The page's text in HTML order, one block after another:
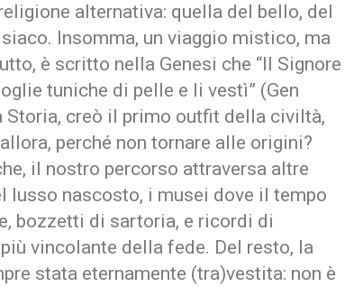
alternativa: quella del bello, del
Insomma, un viaggio mistico, ma
è scritto nella Genesi che “Il Signore
tuniche di pelle e li vestì” (Gen
creò il primo outfit della civiltà,
perché non tornare alle origini?
il nostro percorso attraversa altre
nascosto, i musei dove il tempo
bozzetti di sartoria, e ricordi di
più vincolante della fede. Del resto, la
stata eternamente (tra)vestita: non è